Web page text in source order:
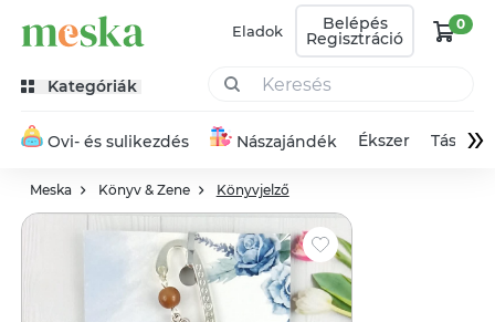
Eladok Belépés
Regisztráció
0
Kategóriák
Ovi- és sulikezdés Nászajándék Ékszer Táska»
Meska Könyv & Zene Könyvjelző